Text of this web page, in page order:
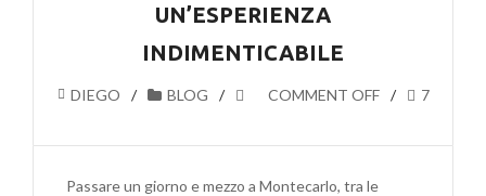
UN’ESPERIENZA
INDIMENTICABILE
DIEGO BLOG COMMENT OFF 7
Passare un giorno e mezzo a Montecarlo, tra le